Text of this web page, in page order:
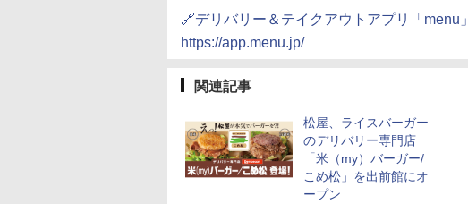
🔗デリバリー＆テイクアウトアプリ「menu」
https://app.menu.jp/
関連記事
松屋、ライスバーガー
のデリバリー専門店
「米（my）バーガー/
こめ松」を出前館にオ
ープン